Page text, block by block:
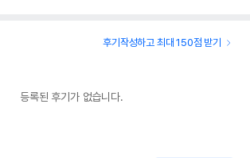
후기작성하고 최대 150점 받기
등록된 후기가 없습니다.